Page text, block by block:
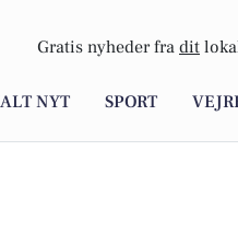
Gratis nyheder fra dit
NYT SPORT